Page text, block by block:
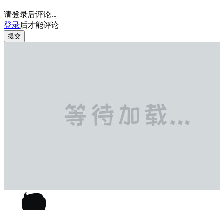
请登录后评论...
登录后才能评论
提交